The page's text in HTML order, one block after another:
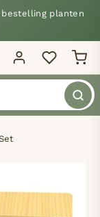
bestelling planten